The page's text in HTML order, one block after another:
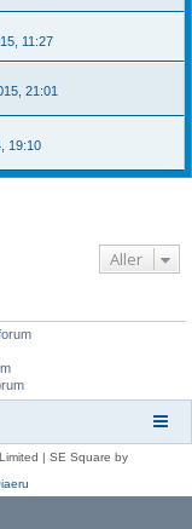
11:27
21:01
19:10
Aller
| SE Square by